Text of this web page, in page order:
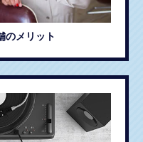
のメリット